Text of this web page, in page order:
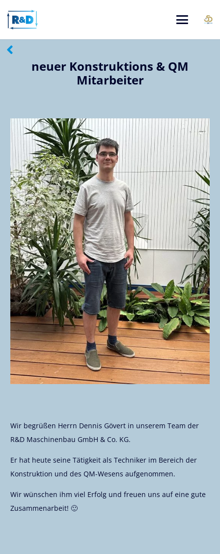
neuer Konstruktions & QM
Mitarbeiter
Wir begrüßen Herrn Dennis Gövert in unserem Team der
R&D Maschinenbau GmbH & Co. KG.
Er hat heute seine Tätigkeit als Techniker im Bereich der
Konstruktion und des QM-Wesens aufgenommen.
Wir wünschen ihm viel Erfolg und freuen uns auf eine gute
Zusammenarbeit! 🙂